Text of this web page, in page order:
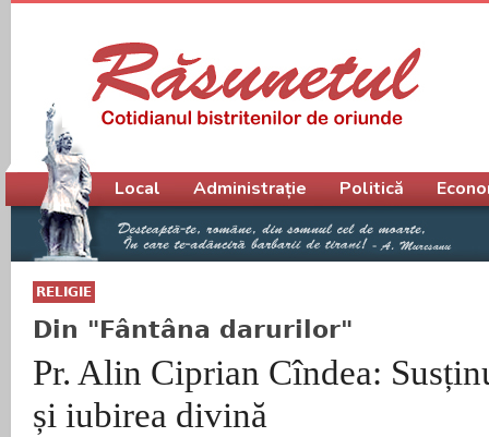
RELIGIE
Din "Fântâna darurilor"
Pr. Alin Ciprian Cîndea:
și iubirea divină
Meniu principal
Local Administrație Politică